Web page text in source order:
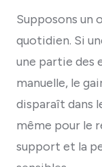
Supposons un
quotidien. Si
une partie des
manuelle, le
disparaît dans
même pour le
support et la